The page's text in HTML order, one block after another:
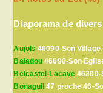
Diaporama de
Aujols 46090-Son
Baladou 46090-Son
Belcastel-Lacave 46200-
Bonaguil 47 proche 46-